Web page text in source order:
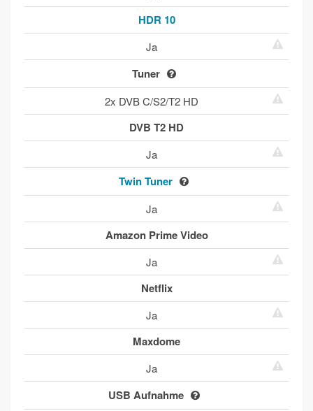
HDR 10
Ja
Tuner
2x DVB C/S2/T2 HD
DVB T2 HD
Ja
Twin Tuner
Ja
Amazon Prime Video
Ja
Netflix
Ja
Maxdome
Ja
USB Aufnahme